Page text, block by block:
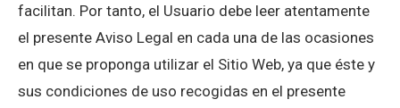
facilitan. Por tanto, el Usuario debe leer atentamente
el presente Aviso Legal en cada una de las ocasiones
en que se proponga utilizar el Sitio Web, ya que éste y
sus condiciones de uso recogidas en el presente